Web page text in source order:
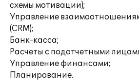
схемы мотивации);
Управление
(CRM);
Банк-касса;
Расчеты с подотчетными
Управление финансами;
Планирование.